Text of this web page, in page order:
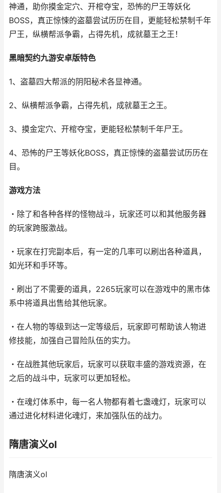
神通，助你摸金定穴、开棺夺宝，恐怖的尸王等妖化
BOSS，真正惊悚的盗墓尝试历历在目，更能轻松禁制千年
尸王，纵横帮派争霸，占得先机，成就墓王之王！
黑暗契约九游安卓版特色
1、盗墓四大帮派的阴阳秘术各显神通。
2、纵横帮派争霸，占得先机，成就墓王之王。
3、摸金定穴、开棺夺宝，更能轻松禁制千年尸王。
4、恐怖的尸王等妖化BOSS，真正惊悚的盗墓尝试历历在
目。
游戏方法
・除了和各种各样的怪物战斗，玩家还可以和其他服务器
的玩家跨服激战。
・玩家在打完副本后，有一定的几率可以刷出各种道具，
如光环和手环等。
・刷出了不需要的道具，2265玩家可以在游戏中的黑市体
系中将道具出售给其他玩家。
・在人物的等级到达一定等级后，玩家即可帮助该人物进
修技能，加强自己冒险队伍的实力。
・在战胜其他玩家后，玩家可以获取丰盛的游戏资源，在
之后的战斗中，玩家可以更加轻松。
・在魂灯体系中，每一名人物都有着七盏魂灯，玩家可以
通过进化材料进化魂灯，来加强队伍的战力。
隋唐演义ol
隋唐演义ol